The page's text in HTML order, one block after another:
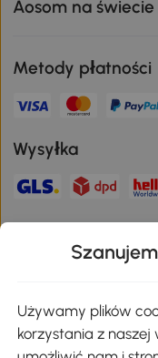
Aosom na świecie
Metody płatności
Wysyłka
Pobierz aplikację
Używamy plików
korzystania z